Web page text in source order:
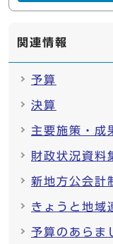
関連情報
予算
決算
主要施策・成
財政状況資料
新地方公会計
きょうと地域
予算のあら